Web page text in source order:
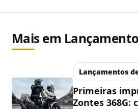
Mais em
Lançamentos
Primeiras
Zontes 368G: